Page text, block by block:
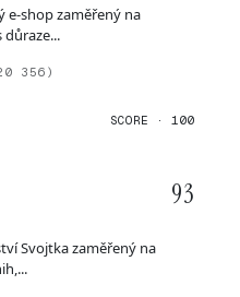
e-shop zaměřený na
356)
SCORE · 100
93
Svojtka zaměřený na